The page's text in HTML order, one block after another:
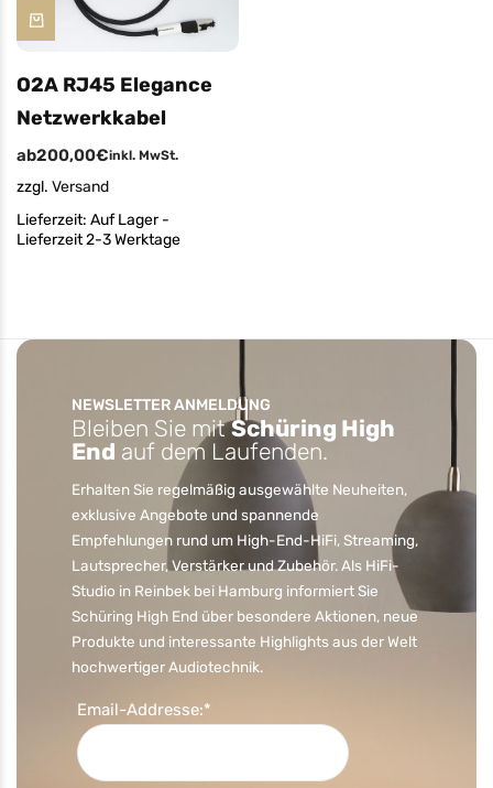
O2A RJ45 Elegance
Netzwerkkabel
ab200,00€inkl. MwSt.
zzgl. Versand
Lieferzeit: Auf Lager -
Lieferzeit 2-3 Werktage
NEWSLETTER ANMELDUNG
Bleiben Sie mitSchüring High
End auf dem Laufenden.
Erhalten Sie regelmäßig ausgewählte Neuheiten,
exklusive Angebote und spannende
Empfehlungen rund um High-End-HiFi, Streaming,
Lautsprecher, Verstärker und Zubehör. Als HiFi-
Studio in Reinbek bei Hamburg informiert Sie
Schüring High End über besondere Aktionen, neue
Produkte und interessante Highlights aus der Welt
hochwertiger Audiotechnik.
Email-Addresse:*